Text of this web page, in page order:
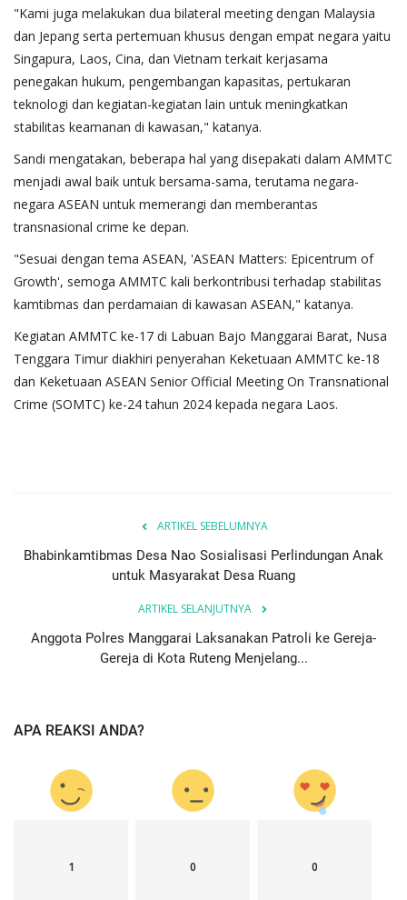
"Kami juga melakukan dua bilateral meeting dengan Malaysia
dan Jepang serta pertemuan khusus dengan empat negara yaitu
Singapura, Laos, Cina, dan Vietnam terkait kerjasama
penegakan hukum, pengembangan kapasitas, pertukaran
teknologi dan kegiatan-kegiatan lain untuk meningkatkan
stabilitas keamanan di kawasan," katanya.
Sandi mengatakan, beberapa hal yang disepakati dalam AMMTC
menjadi awal baik untuk bersama-sama, terutama negara-
negara ASEAN untuk memerangi dan memberantas
transnasional crime ke depan.
"Sesuai dengan tema ASEAN, 'ASEAN Matters: Epicentrum of
Growth', semoga AMMTC kali berkontribusi terhadap stabilitas
kamtibmas dan perdamaian di kawasan ASEAN," katanya.
Kegiatan AMMTC ke-17 di Labuan Bajo Manggarai Barat, Nusa
Tenggara Timur diakhiri penyerahan Keketuaan AMMTC ke-18
dan Keketuaan ASEAN Senior Official Meeting On Transnational
Crime (SOMTC) ke-24 tahun 2024 kepada negara Laos.
ARTIKEL SEBELUMNYA
Bhabinkamtibmas Desa Nao Sosialisasi Perlindungan Anak
untuk Masyarakat Desa Ruang
ARTIKEL SELANJUTNYA
Anggota Polres Manggarai Laksanakan Patroli ke Gereja-
Gereja di Kota Ruteng Menjelang...
APA REAKSI ANDA?
1 0 0